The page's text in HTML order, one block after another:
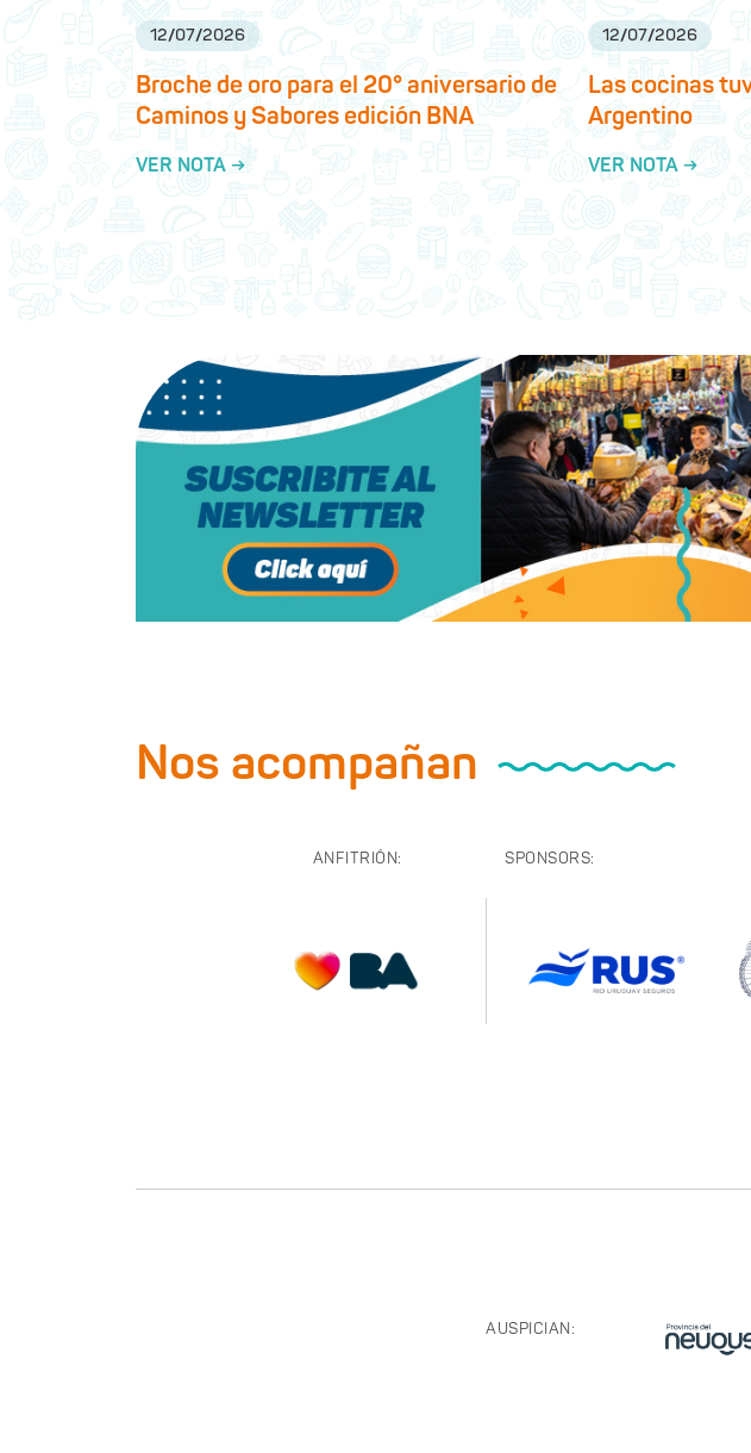
12/07/2026
Broche de oro para el 20° aniversario de
Caminos y Sabores edición BNA
VER NOTA →
12/07/2026
Las cocinas
Argentino
VER NOTA →
Nos acompañan
ANFITRIÓN: SPONSORS:
AUSPICIAN: